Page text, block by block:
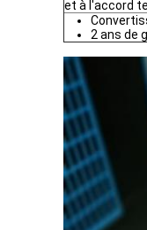
et à l'accord
2 ans de